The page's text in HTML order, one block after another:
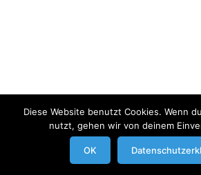
modrowgrafie.de © 2023 | Impressum/
Businessportraits
Diese Website benutzt Cookies. Wenn
nutzt, gehen wir von deinem
OK